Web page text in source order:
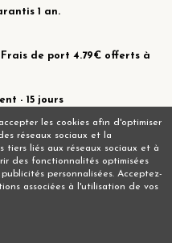
1 an.
Frais de port 4.79€ offerts à
- 15 jours
de Montrouge !
les cookies afin d'optimiser
réseaux sociaux et la
tiers liés aux réseaux sociaux et à
des fonctionnalités optimisées
personnalisées. Acceptez-
associées à l'utilisation de vos